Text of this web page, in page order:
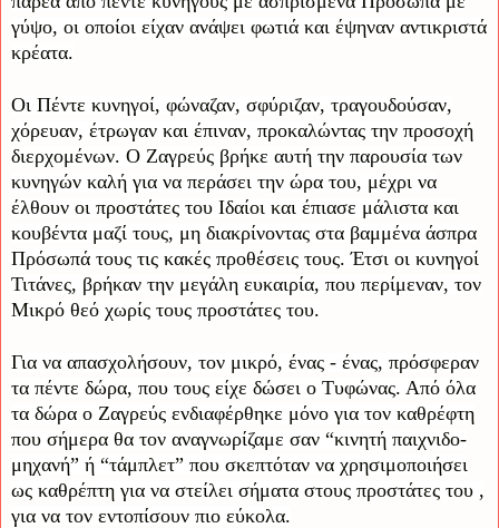
γύψο, οι οποίοι είχαν ανάψει φωτιά και έψηναν αντικριστά
κρέατα.
Οι Πέντε κυνηγοί, φώναζαν, σφύριζαν, τραγουδούσαν,
χόρευαν, έτρωγαν και έπιναν, προκαλώντας την προσοχή
διερχομένων. Ο Ζαγρεύς βρήκε αυτή την παρουσία των
κυνηγών καλή για να περάσει την ώρα του, μέχρι να
έλθουν οι προστάτες του Ιδαίοι και έπιασε μάλιστα και
κουβέντα μαζί τους, μη διακρίνοντας στα βαμμένα άσπρα
Πρόσωπά τους τις κακές προθέσεις τους. Έτσι οι κυνηγοί
Τιτάνες, βρήκαν την μεγάλη ευκαιρία, που περίμεναν, τον
Μικρό θεό χωρίς τους προστάτες του.
Για να απασχολήσουν, τον μικρό, ένας - ένας, πρόσφεραν
τα πέντε δώρα, που τους είχε δώσει ο Τυφώνας. Από όλα
τα δώρα ο Ζαγρεύς ενδιαφέρθηκε μόνο για τον καθρέφτη
που σήμερα θα τον αναγνωρίζαμε σαν “κινητή παιχνιδο-
μηχανή” ή “τάμπλετ” που σκεπτόταν να χρησιμοποιήσει
ως καθρέπτη για να στείλει σήματα στους προστάτες του ,
για να τον εντοπίσουν πιο εύκολα.